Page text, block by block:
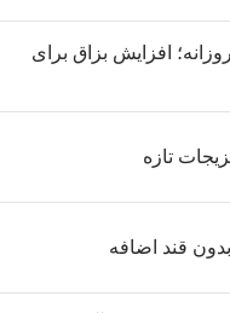
افزایش بزاق برای
تازه
قند اضافه